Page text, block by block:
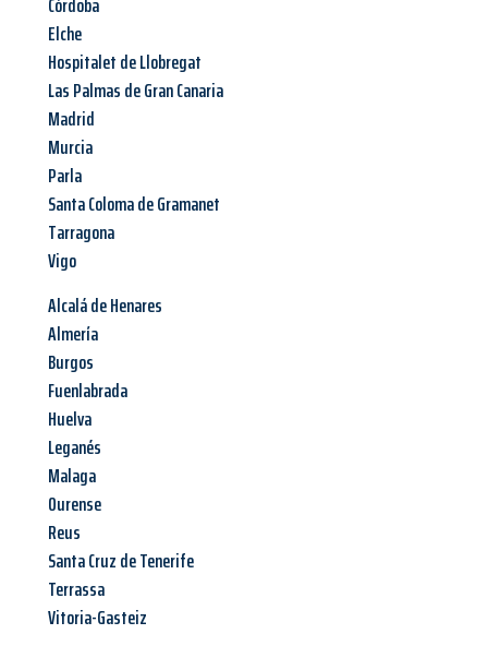
Elche
Hospitalet de Llobregat
Las Palmas de Gran Canaria
Madrid
Murcia
Parla
Santa Coloma de Gramanet
Tarragona
Vigo
Alcalá de Henares
Almería
Burgos
Fuenlabrada
Huelva
Leganés
Malaga
Ourense
Reus
Santa Cruz de Tenerife
Terrassa
Vitoria-Gasteiz